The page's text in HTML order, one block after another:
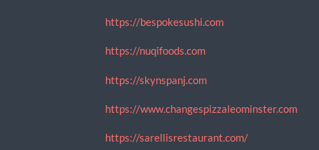
https://bespokesushi.com
https://nuqifoods.com
https://skynspanj.com
https://www.changespizzaleominster.com
https://sarellisrestaurant.com/